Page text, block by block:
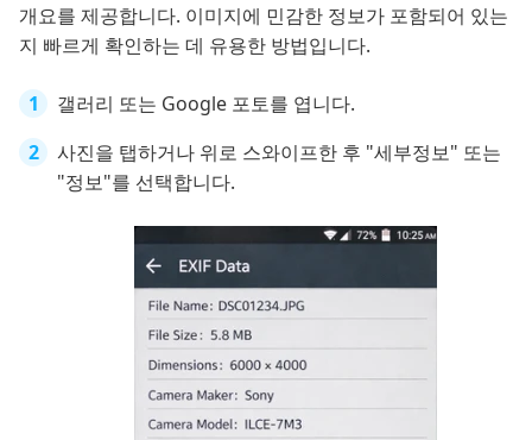
개요를 제공합니다. 이미지에 민감한 정보가 포함되어 있는
지 빠르게 확인하는 데 유용한 방법입니다.
갤러리 또는 Google 포토를 엽니다.
사진을 탭하거나 위로 스와이프한 후 "세부정보" 또는
"정보"를 선택합니다.